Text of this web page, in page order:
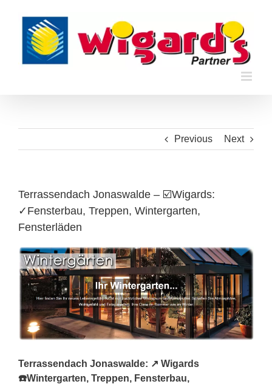
content
Previous Next
Terrassendach Jonaswalde – ☑️Wigards:
✓Fensterbau, Treppen, Wintergarten,
Fensterläden
Terrassendach Jonaswalde: ↗️ Wigards
☎️Wintergarten, Treppen, Fensterbau,